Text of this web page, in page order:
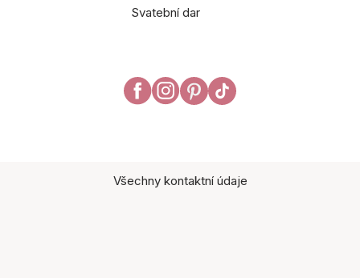
Svatební dar
Všechny kontaktní údaje